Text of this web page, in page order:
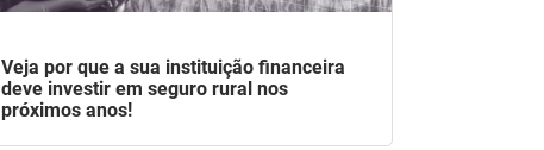
Veja por que a sua instituição financeira
deve investir em seguro rural nos
próximos anos!